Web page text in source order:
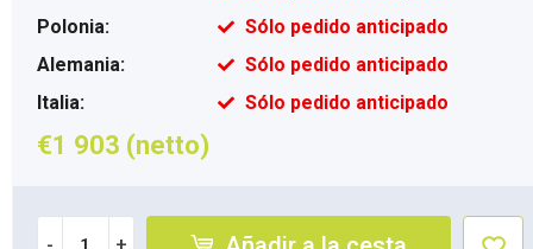
Polonia:
Sólo pedido anticipado
Alemania:
Sólo pedido anticipado
Italia:
Sólo pedido anticipado
€1 903 (netto)